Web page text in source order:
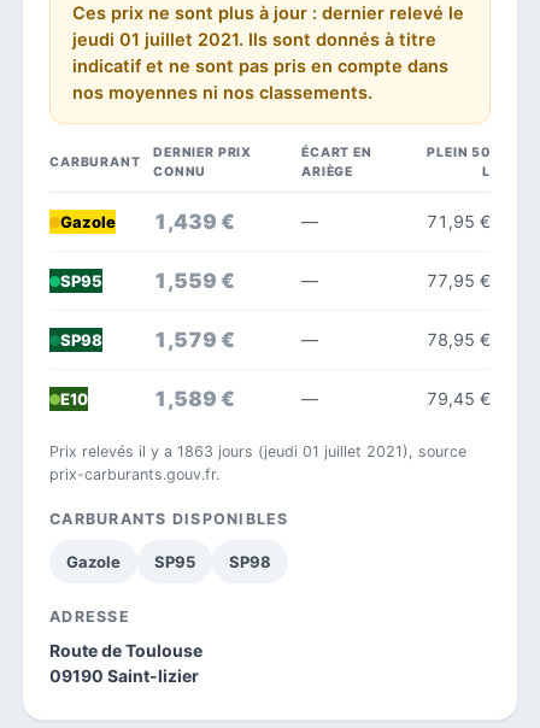
Ces prix ne sont plus à jour : dernier relevé le
jeudi 01 juillet 2021. Ils sont donnés à titre
indicatif et ne sont pas pris en compte dans
nos moyennes ni nos classements.
CARBURANT
DERNIER PRIX
CONNU
ÉCART EN
ARIÈGE
PLEIN 50
L
Gazole 1,439 € — 71,95 €
SP95 1,559 € — 77,95 €
SP98 1,579 € — 78,95 €
E10 1,589 € — 79,45 €
Prix relevés il y a 1863 jours (jeudi 01 juillet 2021), source
prix-carburants.gouv.fr.
CARBURANTS DISPONIBLES
Gazole SP95 SP98
ADRESSE
Route de Toulouse
09190 Saint-lizier